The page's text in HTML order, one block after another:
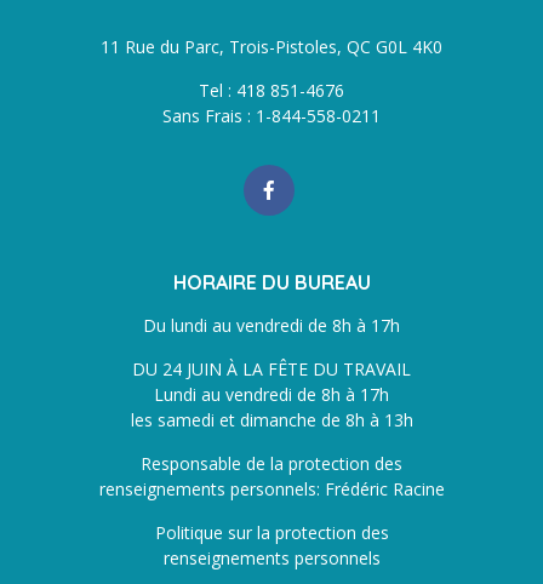
11 Rue du Parc, Trois-Pistoles, QC G0L 4K0
Tel : 418 851-4676
Sans Frais : 1-844-558-0211
HORAIRE DU BUREAU
Du lundi au vendredi de 8h à 17h
DU 24 JUIN À LA FÊTE DU TRAVAIL
Lundi au vendredi de 8h à 17h
les samedi et dimanche de 8h à 13h
Responsable de la protection des
renseignements personnels: Frédéric Racine
Politique sur la protection des
renseignements personnels